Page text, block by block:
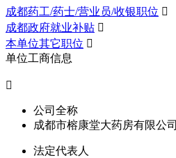
成都药工/药士/营业员/收银职位 
成都政府就业补贴 
本单位其它职位 
单位工商信息

公司全称
成都市榕康堂大药房有限公司
法定代表人